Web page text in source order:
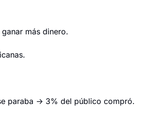
más dinero.
paraba → 3% del público compró.